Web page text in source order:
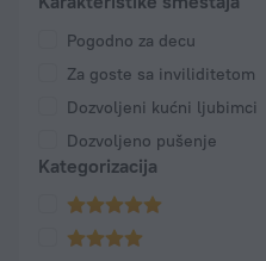
Pogodno za decu
Za goste sa inviliditetom
Dozvoljeni kućni ljubimci
Dozvoljeno pušenje
Kategorizacija